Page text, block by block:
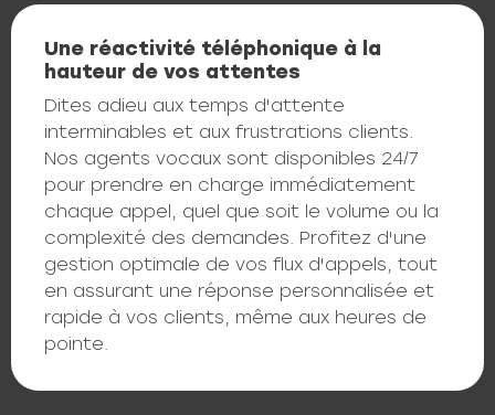
Une réactivité téléphonique à la
hauteur de vos attentes
Dites adieu aux temps d'attente
interminables et aux frustrations clients.
Nos agents vocaux sont disponibles 24/7
pour prendre en charge immédiatement
chaque appel, quel que soit le volume ou la
complexité des demandes. Profitez d'une
gestion optimale de vos flux d'appels, tout
en assurant une réponse personnalisée et
rapide à vos clients, même aux heures de
pointe.